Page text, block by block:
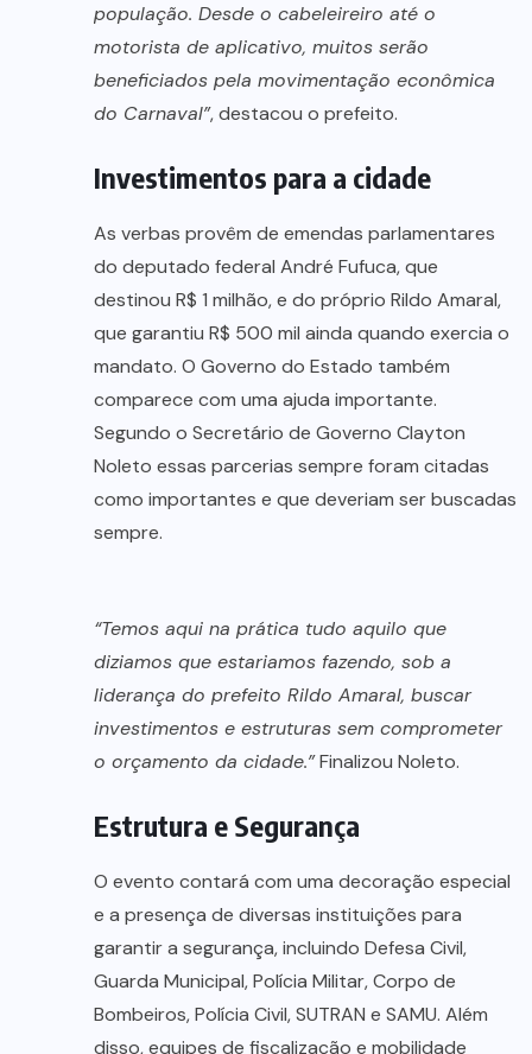
população. Desde o cabeleireiro até o
motorista de aplicativo, muitos serão
beneficiados pela movimentação econômica
do Carnaval”, destacou o prefeito.
Investimentos para a cidade
As verbas provêm de emendas parlamentares
do deputado federal André Fufuca, que
destinou R$ 1 milhão, e do próprio Rildo Amaral,
que garantiu R$ 500 mil ainda quando exercia o
mandato. O Governo do Estado também
comparece com uma ajuda importante.
Segundo o Secretário de Governo Clayton
Noleto essas parcerias sempre foram citadas
como importantes e que deveriam ser buscadas
sempre.
“Temos aqui na prática tudo aquilo que
diziamos que estariamos fazendo, sob a
liderança do prefeito Rildo Amaral, buscar
investimentos e estruturas sem comprometer
o orçamento da cidade.”Finalizou Noleto.
Estrutura e Segurança
O evento contará com uma decoração especial
e a presença de diversas instituições para
garantir a segurança, incluindo Defesa Civil,
Guarda Municipal, Polícia Militar, Corpo de
Bombeiros, Polícia Civil, SUTRAN e SAMU. Além
disso, equipes de fiscalização e mobilidade